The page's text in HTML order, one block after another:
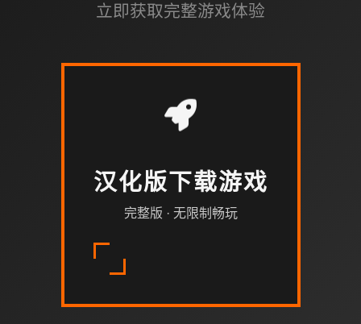
立即获取完整游戏体验
汉化版下载游戏
完整版 · 无限制畅玩